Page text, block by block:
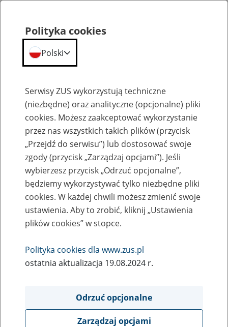
Przepraszamy,
podana strona nie została znaleziona.
Błąd 404
Przejdź do strony głównej
Polityka cookies
Polski
Serwisy ZUS wykorzystują techniczne
(niezbędne) oraz analityczne (opcjonalne) pliki
cookies. Możesz zaakceptować wykorzystanie
przez nas wszystkich takich plików (przycisk
„Przejdź do serwisu”) lub dostosować swoje
zgody (przycisk „Zarządzaj opcjami”). Jeśli
wybierzesz przycisk „Odrzuć opcjonalne”,
będziemy wykorzystywać tylko niezbędne pliki
cookies. W każdej chwili możesz zmienić swoje
ustawienia. Aby to zrobić, kliknij „Ustawienia
plików cookies” w stopce.
Polityka cookies dla www.zus.pl
ostatnia aktualizacja 19.08.2024 r.
Odrzuć opcjonalne
Zarządzaj opcjami